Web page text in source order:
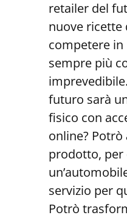
retailer del
nuove ricette
competere
sempre più
futuro sarà
fisico con
online?
prodotto, per
servizio per
Potrò